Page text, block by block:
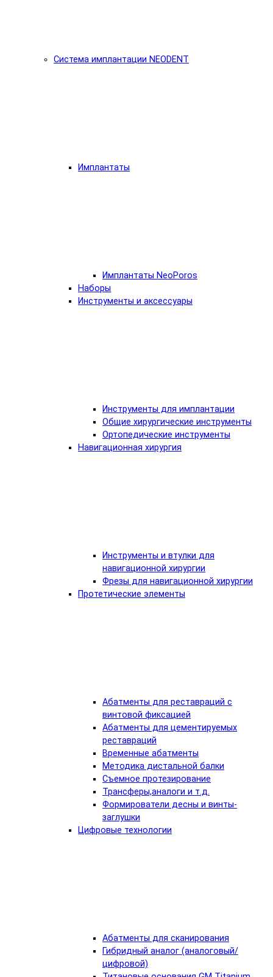
Система имплантации NEODENT
Имплантаты
Имплантаты NeoPoros
Наборы
Инструменты и аксессуары
Инструменты для имплантации
Общие хирургические инструменты
Ортопедические инструменты
Навигационная хирургия
Инструменты и втулки для
навигационной хирургии
Фрезы для навигационной хирургии
Протетические элементы
Абатменты для реставраций с
винтовой фиксацией
Абатменты для цементируемых
реставраций
Временные абатменты
Методика дистальной балки
Съемное протезирование
Трансферы,аналоги и т.д.
Формирователи десны и винты-
заглушки
Цифровые технологии
Абатменты для сканирования
Гибридный аналог (аналоговый/
цифровой)